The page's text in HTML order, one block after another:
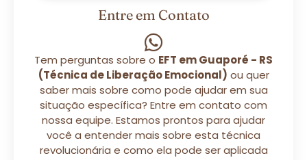
Entre em Contato
Tem perguntas sobre o EFT em Guaporé - RS
(Técnica de Liberação Emocional) ou quer
saber mais sobre como pode ajudar em sua
situação específica? Entre em contato com
nossa equipe. Estamos prontos para ajudar
você a entender mais sobre esta técnica
revolucionária e como ela pode ser aplicada